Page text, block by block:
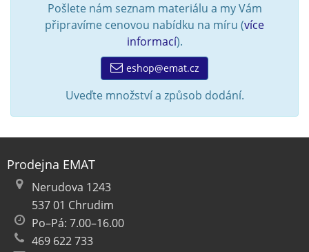
Pošlete nám seznam materiálu a my Vám
připravíme cenovou nabídku na míru (více
informací).
eshop@emat.cz
Uveďte množství a způsob dodání.
Prodejna EMAT
Nerudova 1243
537 01 Chrudim
Po–Pá: 7.00–16.00
469 622 733